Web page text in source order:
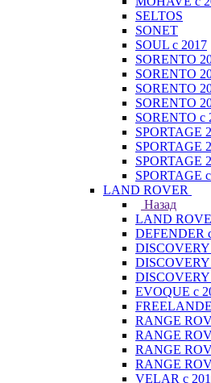
SELTOS
SONET
SOUL с 2017
SORENTO
SORENTO
SORENTO
SORENTO
SORENTO с
SPORTAGE
SPORTAGE
SPORTAGE
SPORTAGE
LAND ROVER
Назад
LAND
DEFENDER
DISCOVERY
DISCOVERY
DISCOVERY
EVOQUE с
RANGE
RANGE
RANGE
RANGE
VELAR с